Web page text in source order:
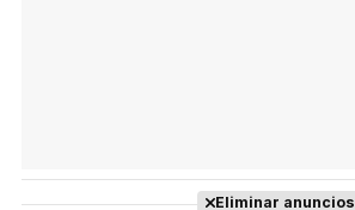
Eliminar anuncios